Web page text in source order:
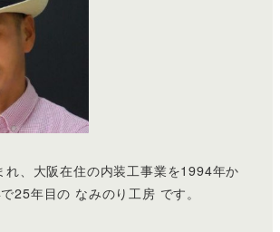
れ、大阪在住の内装工事業を1994年か
25年目の なみのり工房 です。